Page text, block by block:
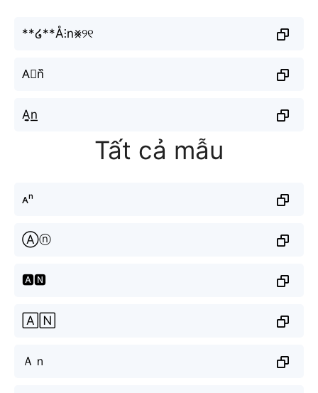
**໒**Å⫶n⨳୨୧
A⃘n᷈
A̬̤̯n͟͟
Tất cả mẫu
ᴀⁿ
Ⓐⓝ
🅰🅽
🄰🄽
Ａｎ